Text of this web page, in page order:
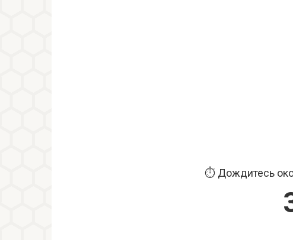
⏱️ Дождитесь